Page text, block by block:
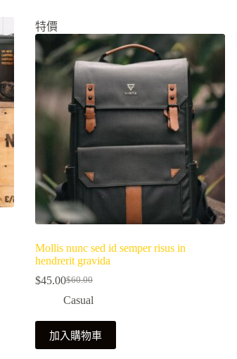
特價
Mollis nunc sed id semper risus in
hendrerit gravida
$60.00
始
價
格：
$45.00
前
價
格：
Casual
加入購物車